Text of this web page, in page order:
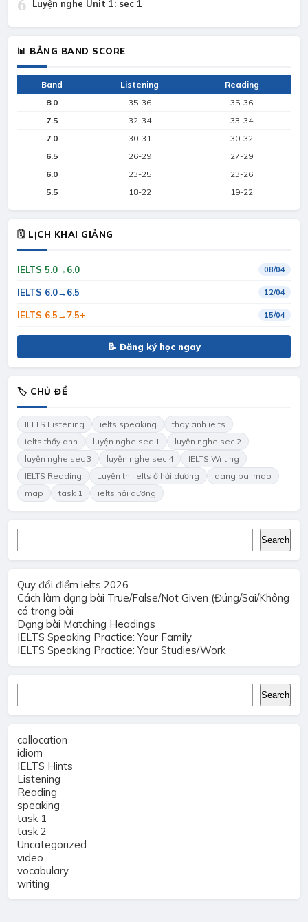
6 Luyện nghe Unit 1: sec 1
📊 BẢNG BAND SCORE
Band Listening
Reading
8.0
35-36
35-36
7.5
32-34
33-34
7.0
30-31
30-32
6.5
26-29
27-29
6.0
23-25
23-26
5.5
18-22 19-22
🗓 LỊCH KHAI GIẢNG
IELTS 5.0→6.0 08/04
IELTS 6.0→6.5 12/04
IELTS 6.5→7.5+ 15/04
📝 Đăng ký học ngay
🏷 CHỦ ĐỀ
IELTS Listening ielts speaking
thay anh ielts
ielts thầy anh
luyện nghe sec 1
luyện nghe sec 2
luyện nghe sec 3
luyện nghe sec 4
IELTS Writing
IELTS Reading
Luyện thi ielts ở hải dương
dang bai map
map
task 1 ielts hải dương
Search
Quy đổi điểm ielts 2026
Cách làm dạng bài True/False/Not Given (Đúng/Sai/Không
có trong bài
Dạng bài Matching Headings
IELTS Speaking Practice: Your Family
IELTS Speaking Practice: Your Studies/Work
Search
collocation
idiom
IELTS Hints
Listening
Reading
speaking
task 1
task 2
Uncategorized
video
vocabulary
writing